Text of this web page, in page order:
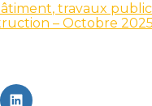
travaux
– Octobre